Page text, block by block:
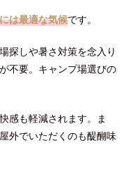
は最適な気候です。
探しや暑さ対策を念入り
不要。 キャンプ場選びの
感も軽減されます。 ま
外でいただくのも醍醐味